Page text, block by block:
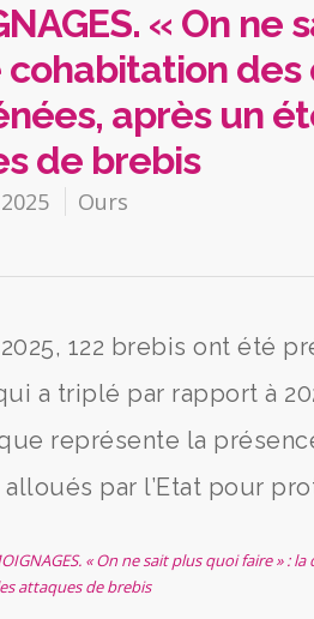
« On
des
après un
de brebis
Ours
122 brebis ont été
a triplé par rapport à
représente la
alloués par l’Etat pour
« On ne sait plus quoi faire » :
attaques de brebis